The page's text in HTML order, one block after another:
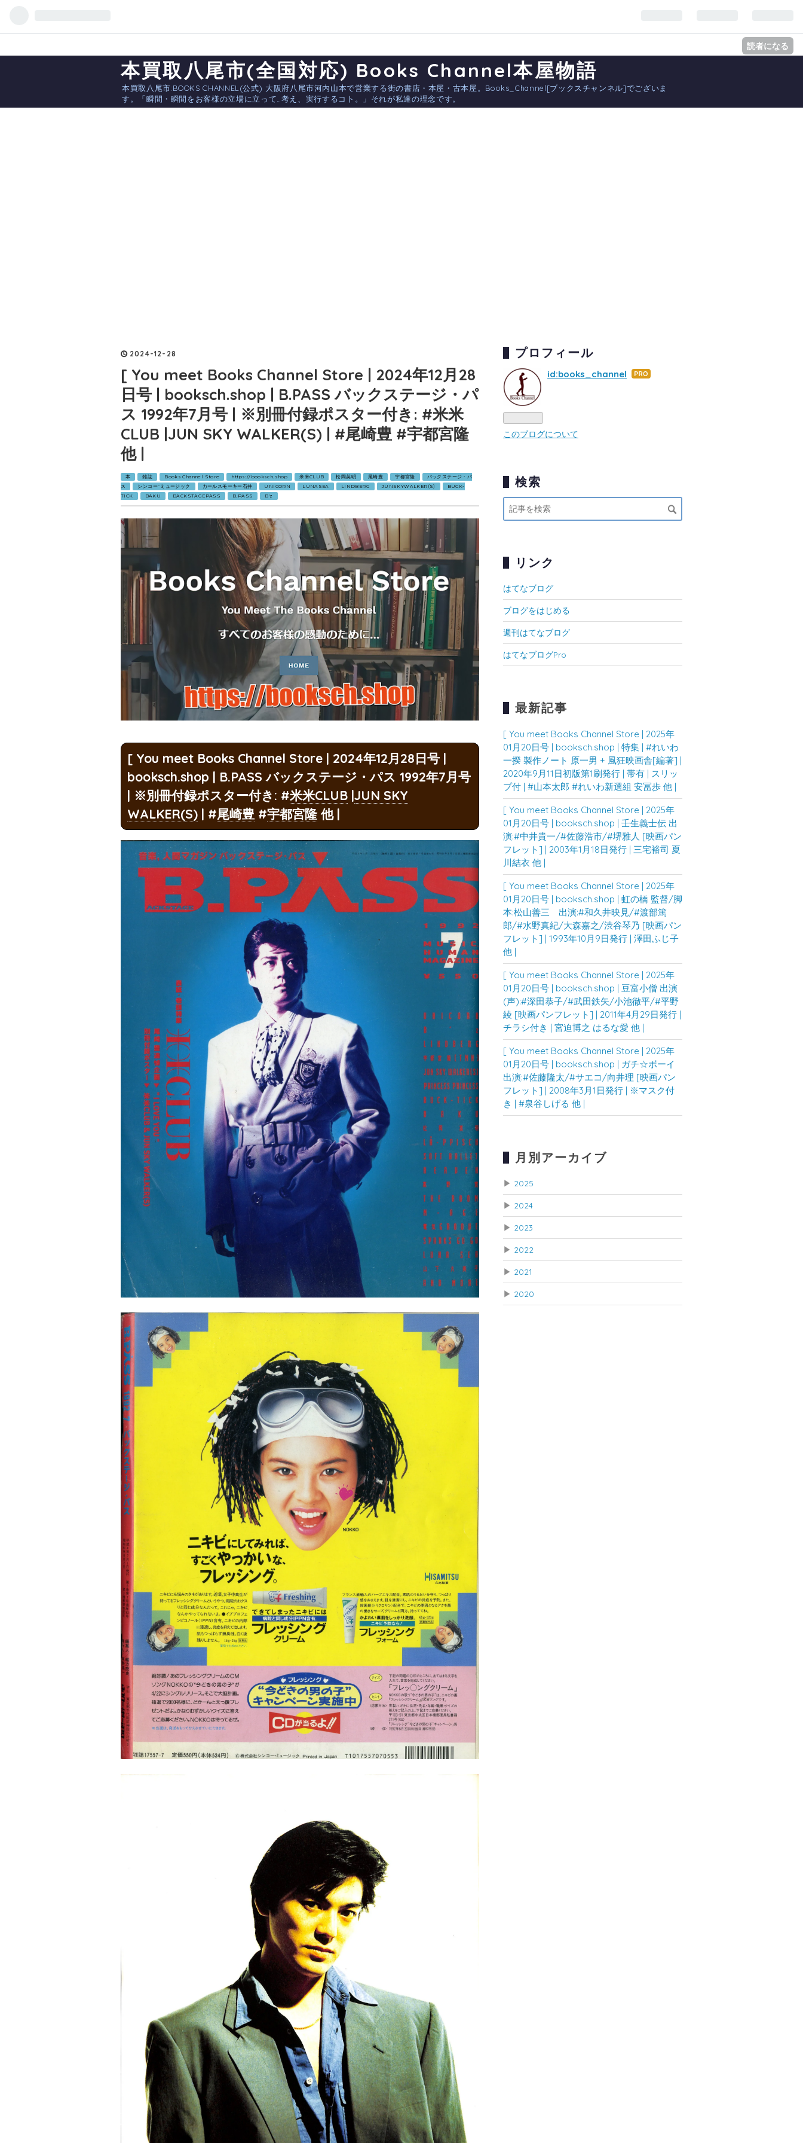
読者になる
本買取八尾市(全国対応) Books Channel本屋物語
本買取八尾市:BOOKS CHANNEL(公式) 大阪府八尾市河内山本で営業する街の書店・本屋・古本屋。Books_Channel[ブックスチャンネル]でございま
す。「瞬間・瞬間をお客様の立場に立って…考え、実行するコト。」それが私達の理念です。
2024-12 - 28
[ You meet Books Channel Store | 2024年12月28
日号 | booksch.shop | B.PASS バックステージ・パ
ス 1992年7月号 | ※別冊付録ポスター付き: #米米
CLUB |JUN SKY WALKER(S) | #尾崎豊 #宇都宮隆
他 |
本 雑誌 Books Channel Store https://booksch.shop 米米CLUB 松岡英明 尾崎豊 宇都宮隆
バックステージ・パ
ス
シンコー･ミュージック カールスモーキー石井 UNICORN LUNASEA LINDBERG JUNSKYWALKER(S)
BUCK-
TICK
BAKU BACKSTAGEPASS B.PASS B'z
[ You meet Books Channel Store | 2024年12月28日号 |
booksch.shop | B.PASS バックステージ・パス 1992年7月号
| ※別冊付録ポスター付き: #米米CLUB |JUN SKY
WALKER(S) | #尾崎豊 #宇都宮隆他 |
プロフィール
id:books_channel はて
このブログについて
検索
リンク
はてなブログ
ブログをはじめる
週刊はてなブログ
はてなブログPro
最新記事
[ You meet Books Channel Store | 2025年
01月20日号 | booksch.shop | 特集 | #れいわ
一揆 製作ノート 原一男 + 風狂映画舎[編著] |
2020年9月11日初版第1刷発行 | 帯有 | スリッ
プ付 | #山本太郎 #れいわ新選組 安冨歩 他 |
[ You meet Books Channel Store | 2025年
01月20日号 | booksch.shop | 壬生義士伝 出
演:#中井貴一/#佐藤浩市/#堺雅人 [映画パン
フレット] | 2003年1月18日発行 | 三宅裕司 夏
川結衣 他 |
[ You meet Books Channel Store | 2025年
01月20日号 | booksch.shop | 虹の橋 監督/脚
本:松山善三 出演:#和久井映見/#渡部篤
郎/#水野真紀/大森嘉之/渋谷琴乃 [映画パン
フレット] | 1993年10月9日発行 | 澤田ふじ子
他 |
[ You meet Books Channel Store | 2025年
01月20日号 | booksch.shop | 豆富小僧 出演
(声):#深田恭子/#武田鉄矢/小池徹平/#平野
綾 [映画パンフレット] | 2011年4月29日発行 |
チラシ付き | 宮迫博之 はるな愛 他 |
[ You meet Books Channel Store | 2025年
01月20日号 | booksch.shop | ガチ☆ボーイ
出演:#佐藤隆太/#サエコ/向井理 [映画パン
フレット] | 2008年3月1日発行 | ※マスク付
き | #泉谷しげる 他 |
月別アーカイブ
▶ 2025
▶ 2024
▶ 2023
▶ 2022
▶ 2021
▶ 2020